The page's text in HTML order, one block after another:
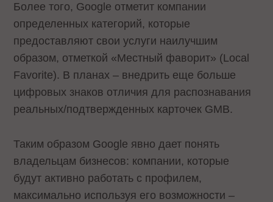
Более того, Google отметит компании
определенных категорий, которые
предоставляют свои услуги наилучшим
образом, отметкой «Местный фаворит» (Local
Favorite). В планах – внедрить еще больше
цифровых знаков отличия для распознавания
реальных/подтвержденных карточек GMB.
Таким образом Google явно дает понять
владельцам бизнесов: компании, которые
будут активно работать с профилем,
максимально используя его возможности –